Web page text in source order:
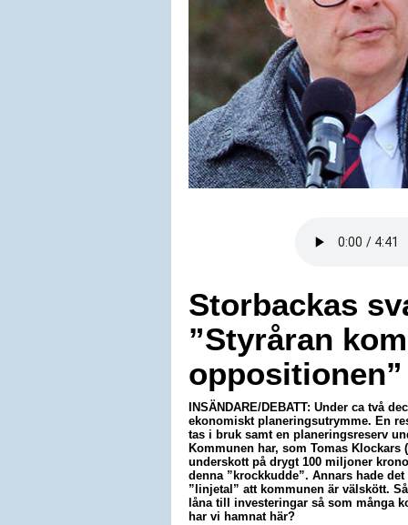
Storbackas
”Styråran
oppositionen”
INSÄNDARE/DEBATT: Under ca två
ekonomiskt planeringsutrymme. En
tas i bruk samt en planeringsreserv
Kommunen har, som Tomas Klockars
underskott på drygt 100 miljoner
denna ”krockkudde”. Annars hade
”linjetal” att kommunen är välskött.
låna till investeringar så som många
har vi hamnat här?